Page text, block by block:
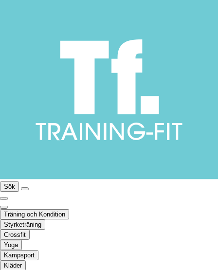
Sök
Träning och Kondition
Styrketräning
Crossfit
Yoga
Kampsport
Kläder